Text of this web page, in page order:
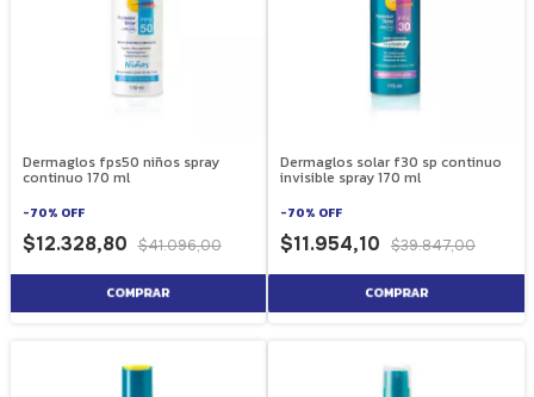
Dermaglos fps50 niños spray
continuo 170 ml
-70% OFF
$12.328,80 $41.096,00
Dermaglos solar f30 sp continuo
invisible spray 170 ml
-70% OFF
$11.954,10 $39.847,00